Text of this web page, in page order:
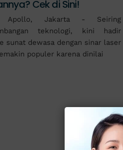
Cek di Sini!
Apollo, Jakarta - Seiring
teknologi, kini hadir
sunat dewasa dengan sinar laser
populer karena dinilai